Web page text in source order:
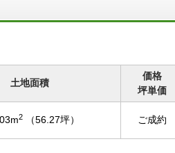
土地面積
価格
坪単価
2 （56.27坪） ご成約